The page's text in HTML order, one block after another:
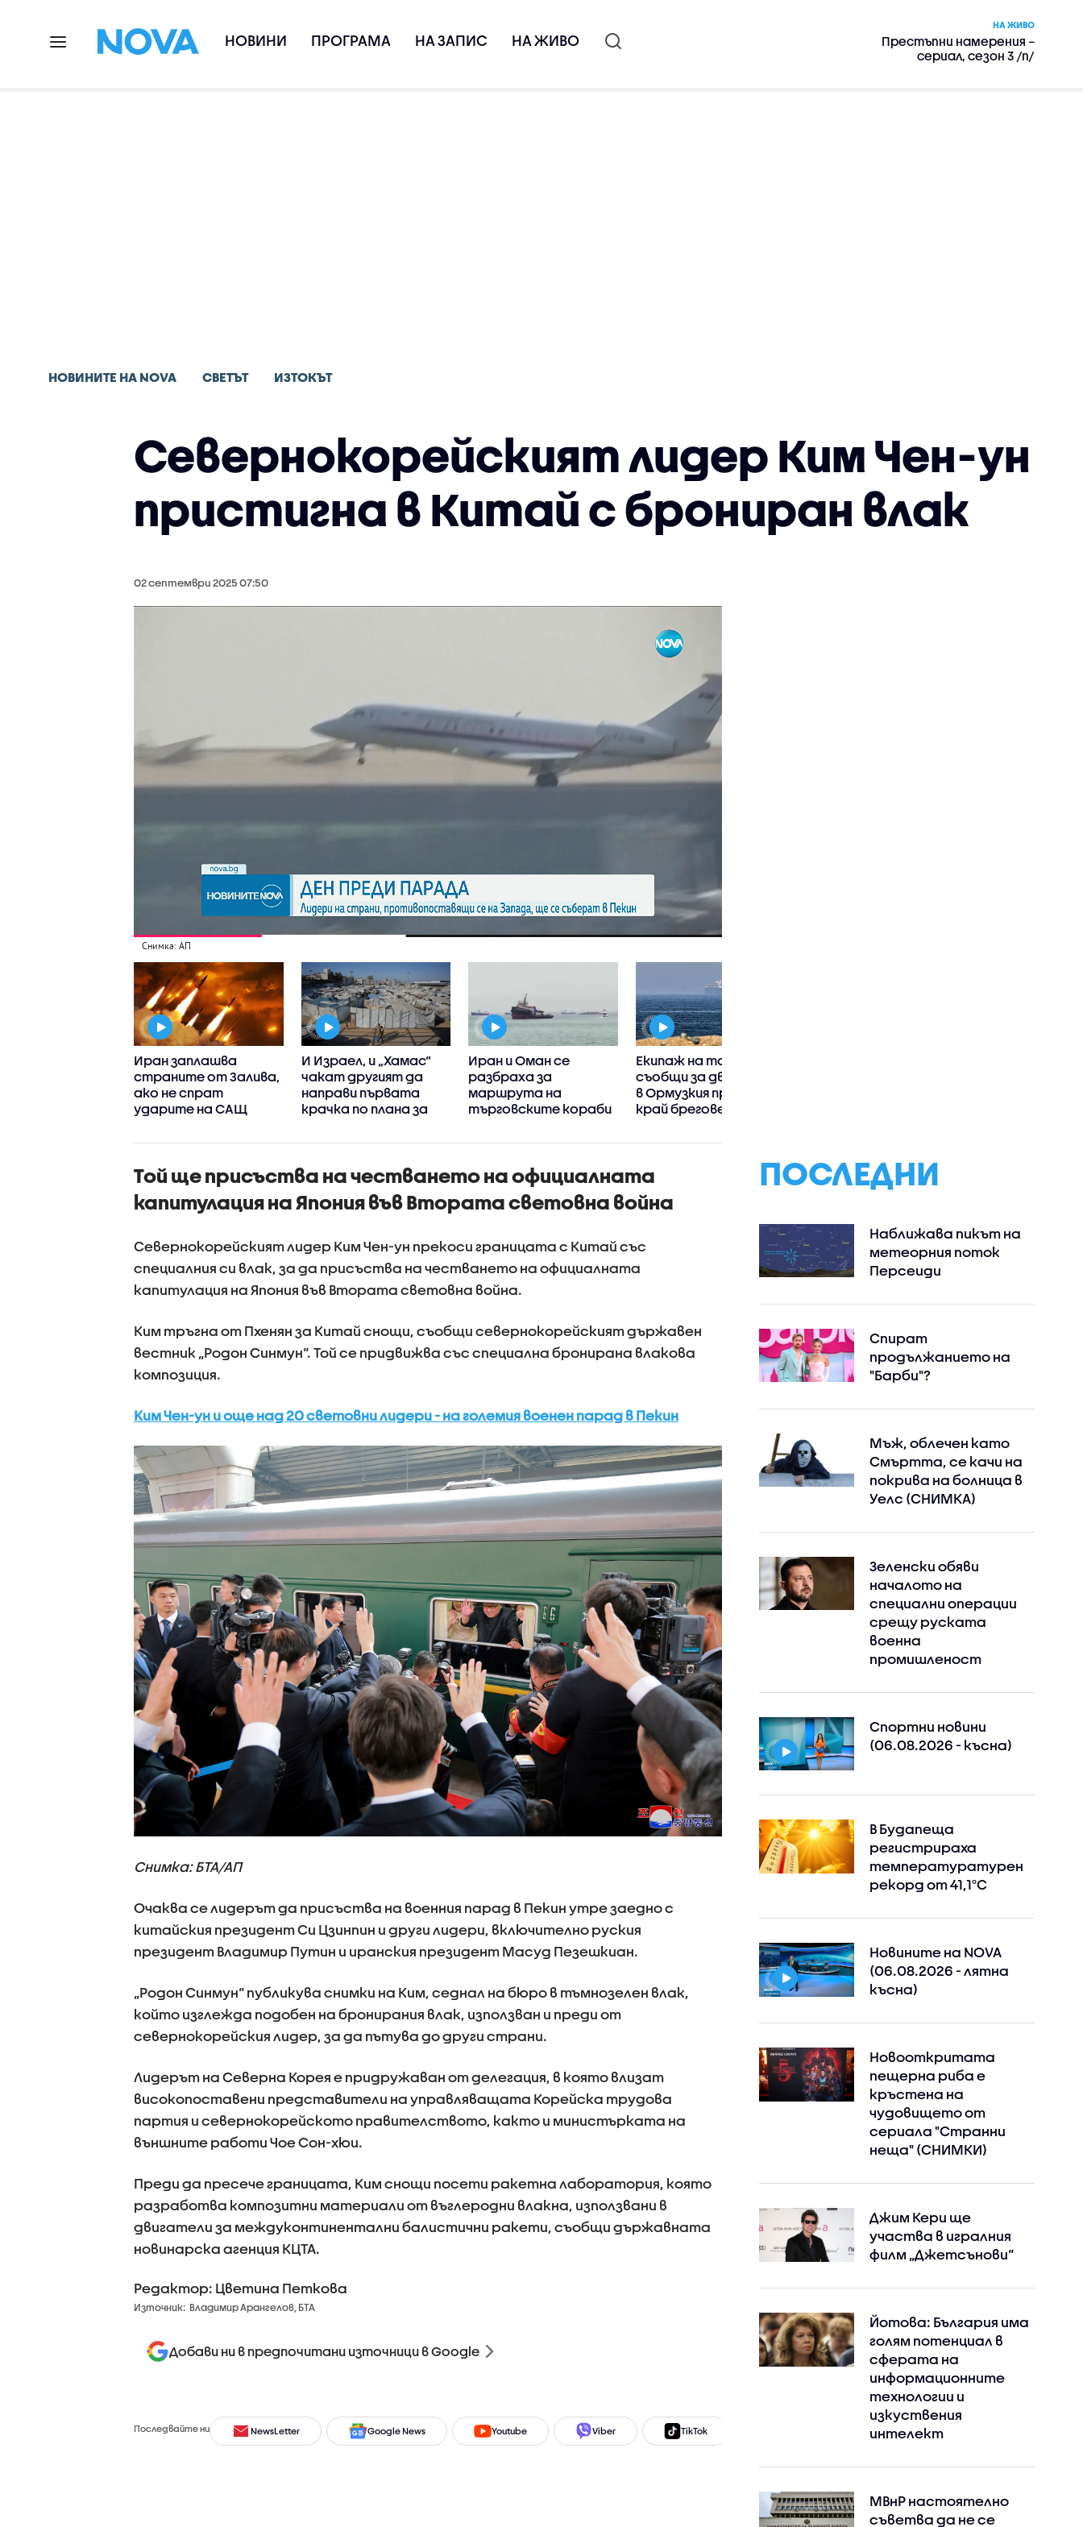
НОВИНИ ПРОГРАМА НА ЗАПИС НА ЖИВО
НА ЖИВО
Престъпни намерения –
сериал, сезон 3 /п/
НОВИНИТЕ НА NOVA СВЕТЪТ ИЗТОКЪТ
Севернокорейският лидер Ким Чен-ун
пристигна в Китай с брониран влак
02 септември 2025 07:50
Снимка: АП
Иран заплашва
страните от Залива,
ако не спрат
ударите на САЩ
И Израел, и „Хамас“
чакат другият да
направи първата
крачка по плана за
Иран и Оман се
разбраха за
маршрута на
търговските кораби
проток
Екипаж на танкер
съобщи за два взрива
в Ормузкия проток
край бреговете на
Той ще присъства на честването на официалната
капитулация на Япония във Втората световна война
Севернокорейският лидер Ким Чен-ун прекоси границата с Китай със
специалния си влак, за да присъства на честването на официалната
капитулация на Япония във Втората световна война.
Ким тръгна от Пхенян за Китай снощи, съобщи севернокорейският държавен
вестник „Родон Синмун“. Той се придвижва със специална бронирана влакова
композиция.
Ким Чен-ун и още над 20 световни лидери - на големия военен парад в Пекин
Снимка: БТА/АП
Очаква се лидерът да присъства на военния парад в Пекин утре заедно с
китайския президент Си Цзинпин и други лидери, включително руския
президент Владимир Путин и иранския президент Масуд Пезешкиан.
„Родон Синмун“ публикува снимки на Ким, седнал на бюро в тъмнозелен влак,
който изглежда подобен на бронирания влак, използван и преди от
севернокорейския лидер, за да пътува до други страни.
Лидерът на Северна Корея е придружаван от делегация, в която влизат
високопоставени представители на управляващата Корейска трудова
партия и севернокорейското правителството, както и министърката на
външните работи Чое Сон-хюи.
Преди да пресече границата, Ким снощи посети ракетна лаборатория, която
разработва композитни материали от въглеродни влакна, използвани в
двигатели за междуконтинентални балистични ракети, съобщи държавната
новинарска агенция КЦТА.
Редактор: Цветина Петкова
Източник: Владимир Арангелов, БТА
Добави ни в предпочитани източници в Google
Последвайте ни NewsLetter Google News Youtube Viber TikTok Facebook
ПОСЛЕДНИ
Наближава пикът на
метеорния поток
Персеиди
Спират
продължанието на
"Барби"?
Мъж, облечен като
Смъртта, се качи на
покрива на болница в
Уелс (СНИМКА)
Зеленски обяви
началото на
специални операции
срещу руската
военна
промишленост
Спортни новини
(06.08.2026 - късна)
В Будапеща
регистрираха
температуратурен
рекорд от 41,1°C
Новините на NOVA
(06.08.2026 - лятна
късна)
Новооткритата
пещерна риба е
кръстена на
чудовището от
сериала "Странни
неща" (СНИМКИ)
Джим Кери ще
участва в игралния
филм „Джетсънови“
Йотова: България има
голям потенциал в
сферата на
информационните
технологии и
изкуствения
интелект
МВнР настоятелно
съветва да не се